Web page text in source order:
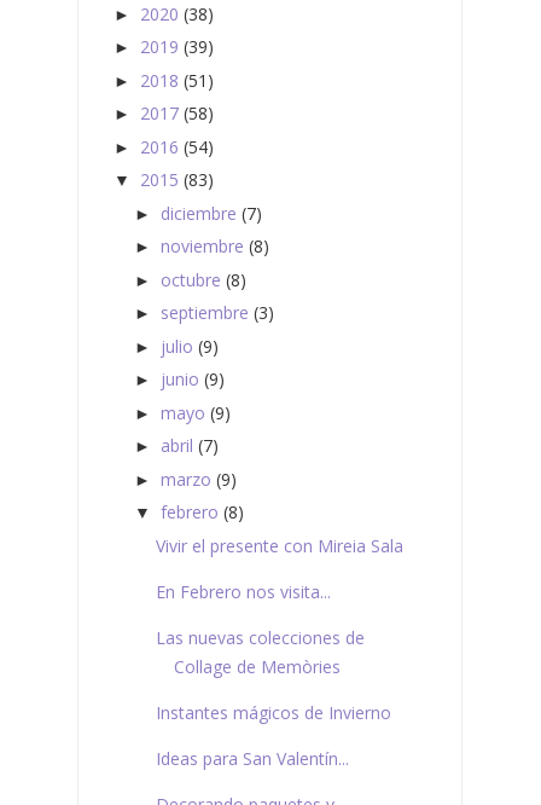
► 2020 (38)
► 2019 (39)
► 2018 (51)
► 2017 (58)
► 2016 (54)
▼ 2015 (83)
► diciembre (7)
► noviembre (8)
► octubre (8)
► septiembre (3)
► julio (9)
► junio (9)
► mayo (9)
► abril (7)
► marzo (9)
▼ febrero (8)
Vivir el presente con Mireia Sala
En Febrero nos visita...
Las nuevas colecciones de
Collage de Memòries
Instantes mágicos de Invierno
Ideas para San Valentín...